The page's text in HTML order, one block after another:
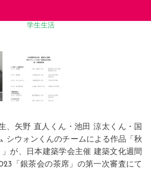
学生生活
、矢野 直人くん・池田 涼太くん・国
シウォンくんのチームによる作品「秋
が、日本建築学会主催 建築文化週間
「銀茶会の茶席」の第一次審査にて